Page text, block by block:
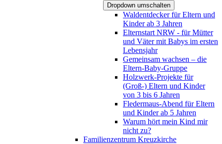
Dropdown umschalten
Waldentdecker für Eltern und
Kinder ab 3 Jahren
Elternstart NRW - für Mütter
und Väter mit Babys im ersten
Lebensjahr
Gemeinsam wachsen – die
Eltern-Baby-Gruppe
Holzwerk-Projekte für
(Groß-) Eltern und Kinder
von 3 bis 6 Jahren
Fledermaus-Abend für Eltern
und Kinder ab 5 Jahren
Warum hört mein Kind mir
nicht zu?
Familienzentrum Kreuzkirche